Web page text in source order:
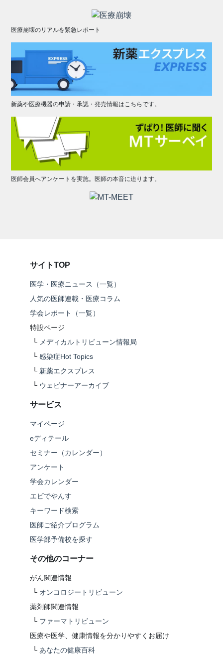
医療崩壊のリアルを緊急レポート
新薬や医療機器の申請・承認・発売情報はこちらです。
医師会員へアンケートを実施。医師の本音に迫ります。
サイトTOP
医学・医療ニュース（一覧）
人気の医師連載・医療コラム
学会レポート（一覧）
特設ページ
└ メディカルトリビューン情報局
└ 感染症Hot Topics
└ 新薬エクスプレス
└ ウェビナーアーカイブ
サービス
マイページ
eディテール
セミナー（カレンダー）
アンケート
学会カレンダー
エビでやんす
キーワード検索
医師ご紹介プログラム
医学部予備校を探す
その他のコーナー
がん関連情報
└ オンコロジートリビューン
薬剤師関連情報
└ ファーマトリビューン
医療や医学、健康情報を分かりやすくお届け
└ あなたの健康百科